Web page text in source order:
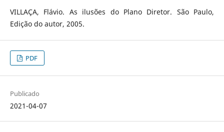
VILLAÇA, Flávio. As ilusões do Plano Diretor. São Paulo,
Edição do autor, 2005.
PDF
Publicado
2021-04-07